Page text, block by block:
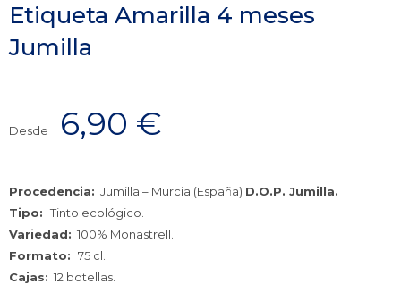
Etiqueta Amarilla 4 meses
Jumilla
Desde 6,90 €
Procedencia: Jumilla – Murcia (España) D.O.P. Jumilla.
Tipo:Tinto ecológico.
Variedad: 100% Monastrell.
Formato: 75 cl.
Cajas: 12 botellas.